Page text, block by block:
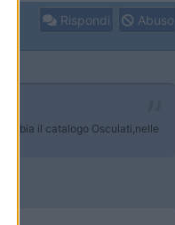
Rispondi Abuso
abbia il catalogo Osculati,nelle